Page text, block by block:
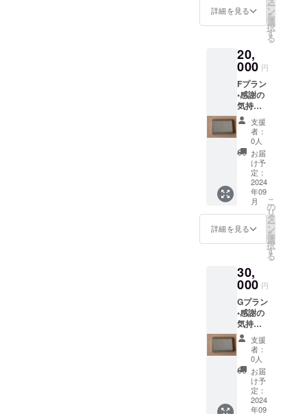
子がわ
かる写
真を添
す。 •
ミニ畳
をお送
りしま
す。
（目安
27×22×
1.5cm
） 畳の
ヘリの
柄は在
庫状況
により
異なり
ます。
※このリ
ターン
30,000
円のリ
ターン
と同じ
内容に
なりま
す。
詳細を見る ー
ン
を
選
択
す
る
20,
000 円
Fプラン
•感謝の
気持ち
を込め
て、お
礼の
メッ
セージ
をお送
りしま
す。こ
ども食
堂の様
子がわ
かる写
真を添
す。 •
ミニ畳
をお送
りしま
す。
（目安
27×22×
1.5cm
） 畳の
ヘリの
柄は在
庫状況
により
支援
者：
0人
お届
け予
定：
2024
年09
月
詳細を見る
こ
の
リ
タ
ー
ン
を
選
択
す
る
30,
000 円
Gプラン
•感謝の
気持ち
を込め
て、お
礼の
メッ
セージ
をお送
りしま
す。こ
支援
者：
0人
お届
け予
定：
2024
年09